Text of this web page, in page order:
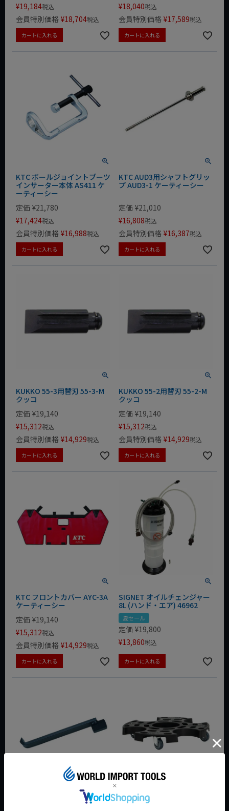
¥19,184税込
会員特別価格 ¥18,704税込
カートに入れる
¥18,040税込
会員特別価格 ¥17,589税込
カートに入れる
KTC ボールジョイントブーツ
インサーター本体 AS411 ケ
ーティーシー
定価 ¥21,780
¥17,424税込
会員特別価格 ¥16,988税込
カートに入れる
KTC AUD3用シャフトグリッ
プ AUD3-1 ケーティーシー
定価 ¥21,010
¥16,808税込
会員特別価格 ¥16,387税込
カートに入れる
KUKKO 55-3用替刃 55-3-M
クッコ
定価 ¥19,140
¥15,312税込
会員特別価格 ¥14,929税込
カートに入れる
KUKKO 55-2用替刃 55-2-M
クッコ
定価 ¥19,140
¥15,312税込
会員特別価格 ¥14,929税込
カートに入れる
KTC フロントカバー AYC-3A
ケーティーシー
定価 ¥19,140
¥15,312税込
会員特別価格 ¥14,929税込
カートに入れる
SIGNET オイルチェンジャー
8L (ハンド・エア) 46962
夏セール
定価 ¥19,800
¥13,860税込
カートに入れる
KTC ドライブシャフトリムー
AHCON(アーコン) ホイール